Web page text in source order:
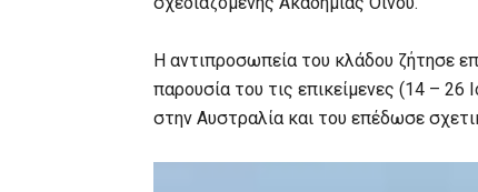
Η αντιπροσωπεία του κλάδου ζήτησε
παρουσία του τις επικείμενες (14 – 26
στην Αυστραλία και του επέδωσε